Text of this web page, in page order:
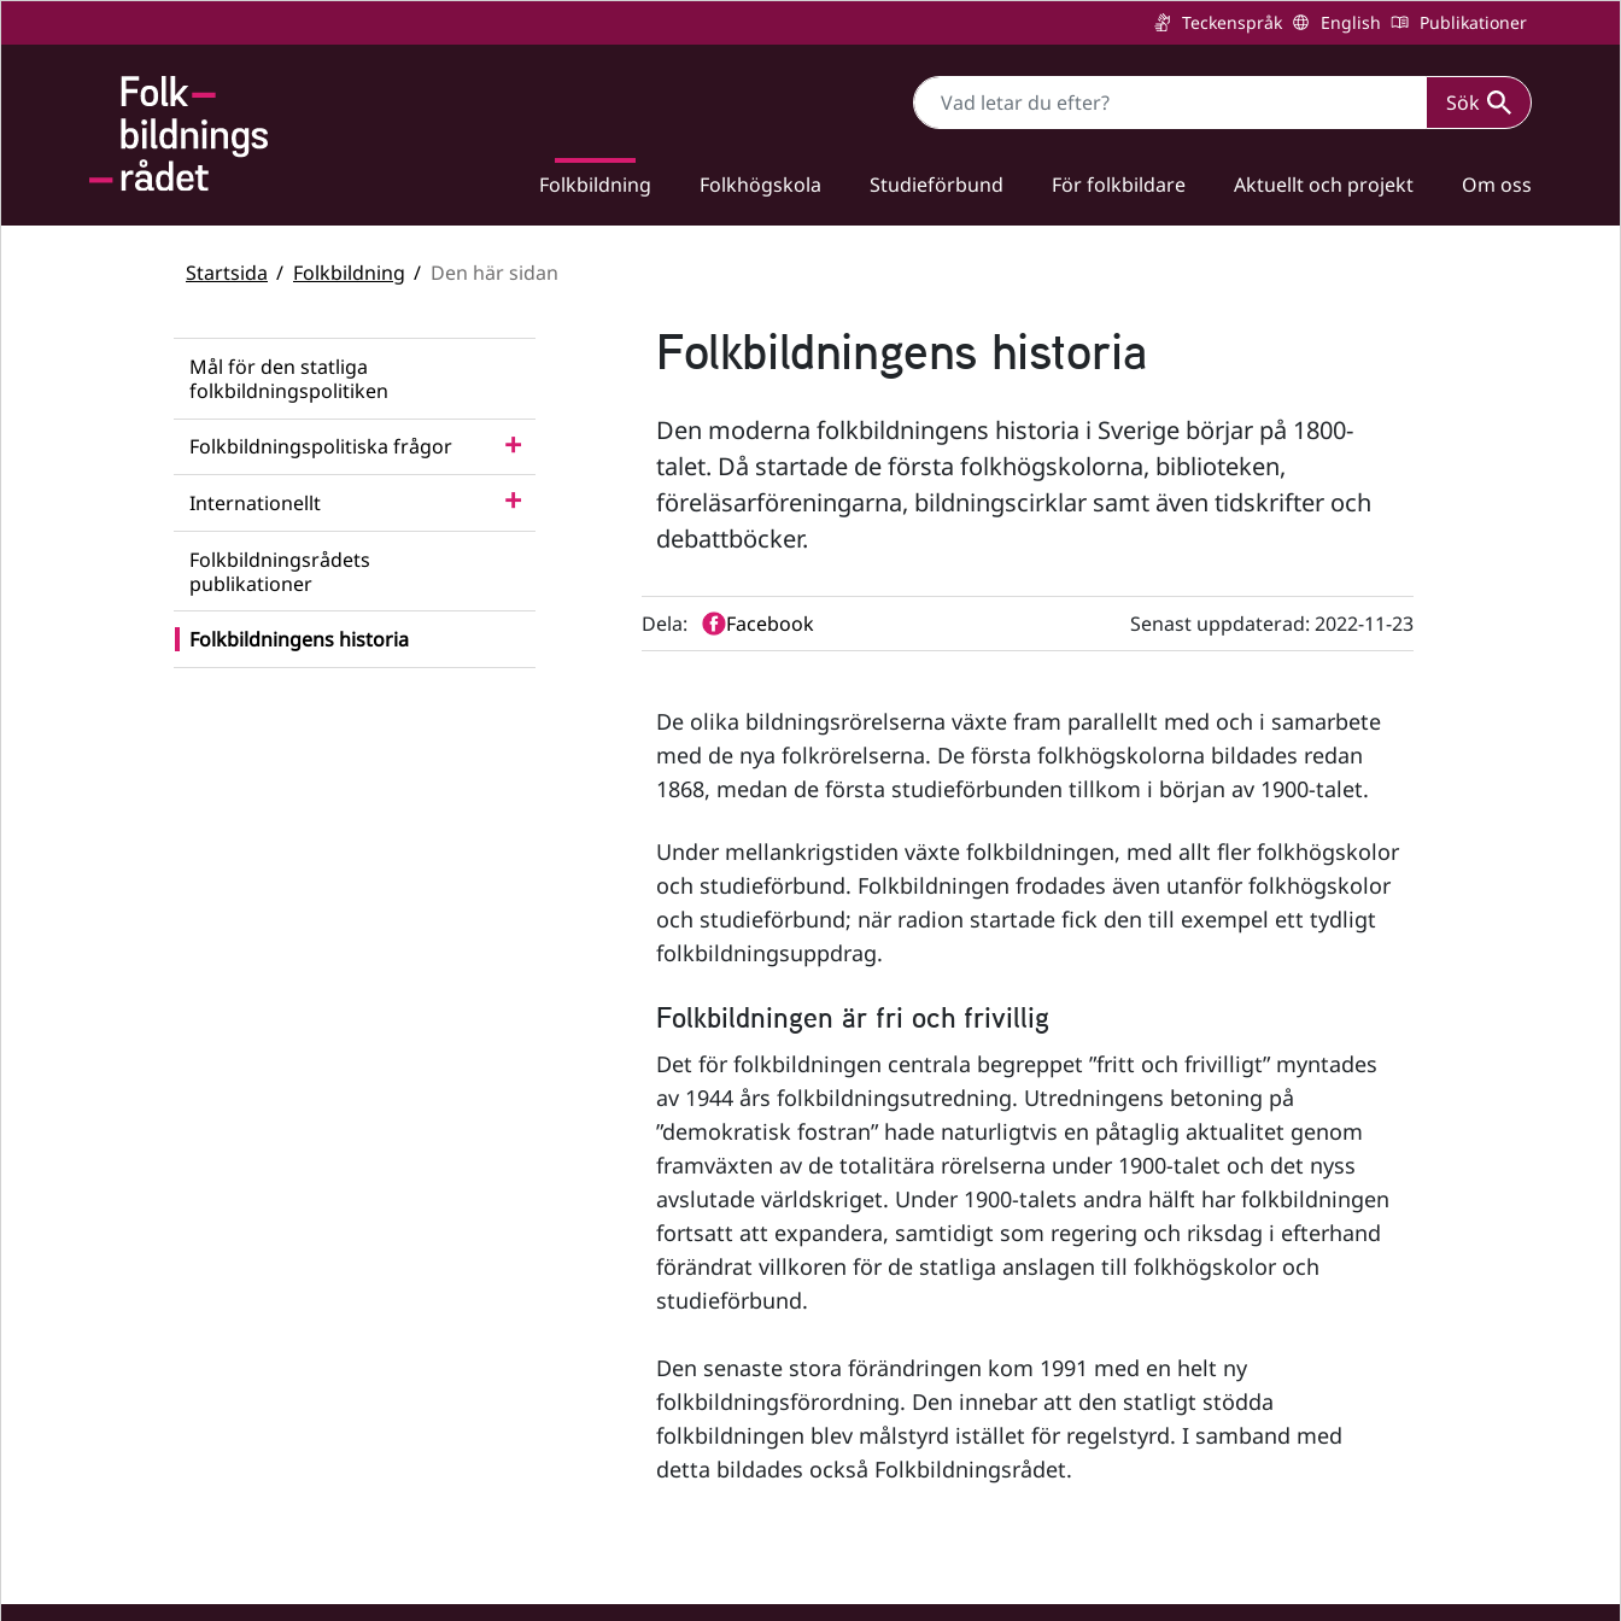
Teckenspråk English Publikationer
Sök Sök
Folkbildning Folkhögskola Studieförbund För folkbildare Aktuellt och projekt Om oss
Startsida Folkbildning Den här sidan
Mål för den statliga
folkbildningspolitiken
Folkbildningspolitiska frågor
Internationellt
Folkbildningsrådets
publikationer
Folkbildningens historia
Folkbildningens historia
Den moderna folkbildningens historia i Sverige börjar på 1800-
talet. Då startade de första folkhögskolorna, biblioteken,
föreläsarföreningarna, bildningscirklar samt även tidskrifter och
debattböcker.
Dela: Facebook Senast uppdaterad: 2022-11-23
De olika bildningsrörelserna växte fram parallellt med och i samarbete
med de nya folkrörelserna. De första folkhögskolorna bildades redan
1868, medan de första studieförbunden tillkom i början av 1900-talet.
Under mellankrigstiden växte folkbildningen, med allt fler folkhögskolor
och studieförbund. Folkbildningen frodades även utanför folkhögskolor
och studieförbund; när radion startade fick den till exempel ett tydligt
folkbildningsuppdrag.
Folkbildningen är fri och frivillig
Det för folkbildningen centrala begreppet ”fritt och frivilligt” myntades
av 1944 års folkbildningsutredning. Utredningens betoning på
”demokratisk fostran” hade naturligtvis en påtaglig aktualitet genom
framväxten av de totalitära rörelserna under 1900-talet och det nyss
avslutade världskriget. Under 1900-talets andra hälft har folkbildningen
fortsatt att expandera, samtidigt som regering och riksdag i efterhand
förändrat villkoren för de statliga anslagen till folkhögskolor och
studieförbund.
Den senaste stora förändringen kom 1991 med en helt ny
folkbildningsförordning. Den innebar att den statligt stödda
folkbildningen blev målstyrd istället för regelstyrd. I samband med
detta bildades också Folkbildningsrådet.